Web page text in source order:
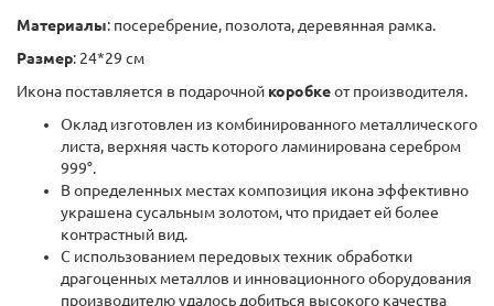
Материалы: посеребрение, позолота, деревянная рамка.
Размер: 24*29 см
Икона поставляется в подарочной коробкеот производителя.
Оклад изготовлен из комбинированного металлического
листа, верхняя часть которого ламинирована серебром
999°.
В определенных местах композиция икона эффективно
украшена сусальным золотом, что придает ей более
контрастный вид.
С использованием передовых техник обработки
драгоценных металлов и инновационного оборудования
производителю удалось добиться высокого качества